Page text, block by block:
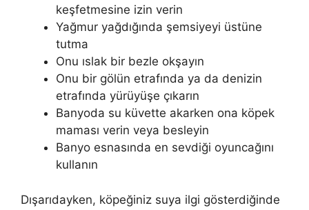
keşfetmesine izin verin
Yağmur yağdığında şemsiyeyi üstüne
tutma
Onu ıslak bir bezle okşayın
Onu bir gölün etrafında ya da denizin
etrafında yürüyüşe çıkarın
Banyoda su küvette akarken ona köpek
maması verin veya besleyin
Banyo esnasında en sevdiği oyuncağını
kullanın
Dışarıdayken, köpeğiniz suya ilgi gösterdiğinde